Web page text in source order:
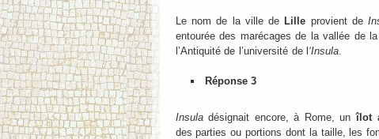
Le nom de la ville deLille provient de
entourée des marécages de la vallée de
l’Antiquité de l’université de l‘Insula
Réponse 3
Insuladésignait encore, à Rome, unîlot
des parties ou portions dont la taille, les